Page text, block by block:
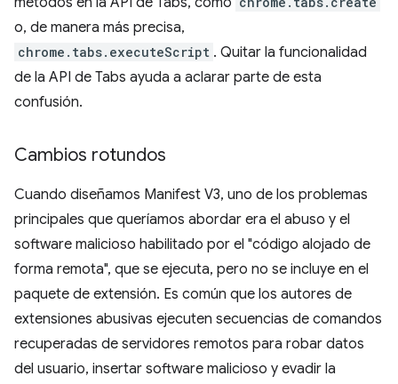
o, de manera más precisa,
chrome.tabs.executeScript . Quitar la funcionalidad
de la API de Tabs ayuda a aclarar parte de esta
confusión.
Cambios rotundos
Cuando diseñamos Manifest V3, uno de los problemas
principales que queríamos abordar era el abuso y el
software malicioso habilitado por el "código alojado de
forma remota", que se ejecuta, pero no se incluye en el
paquete de extensión. Es común que los autores de
extensiones abusivas ejecuten secuencias de comandos
recuperadas de servidores remotos para robar datos
del usuario, insertar software malicioso y evadir la